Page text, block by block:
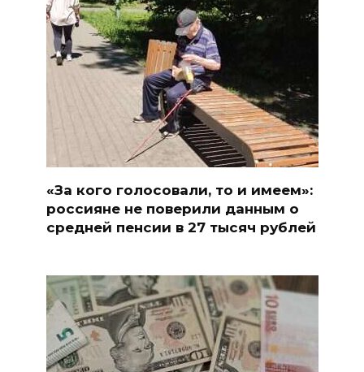
«За кого голосовали, то и имеем»:
россияне не поверили данным о
средней пенсии в 27 тысяч рублей